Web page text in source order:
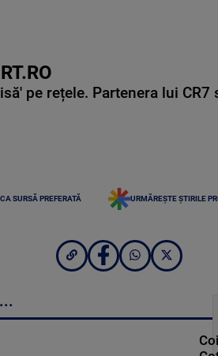
pe rețele. Partenera lui
SURSĂ PREFERATĂ URMĂREȘTE ȘTIRILE